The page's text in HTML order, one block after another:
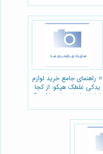
⭐️ راهنمای جامع خرید لوازم
یدکی غلطک هپکو: از کجا
قطعات اصلی را پیدا کنیم؟